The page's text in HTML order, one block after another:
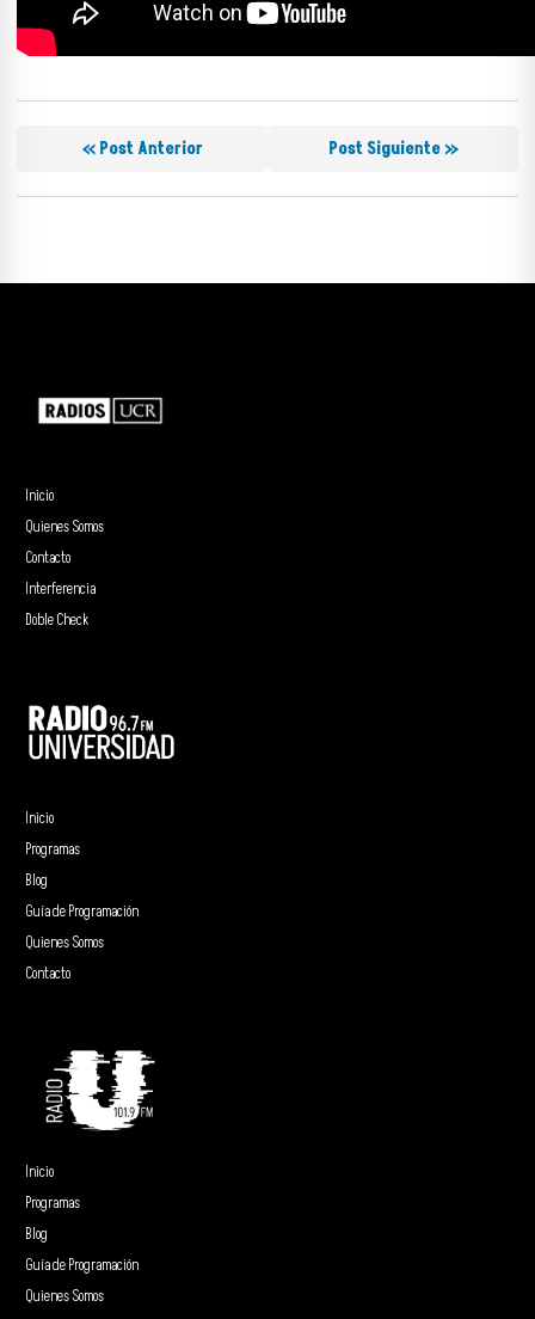
« Post Anterior Post Siguiente »
Inicio
Quienes Somos
Contacto
Interferencia
Doble Check
Inicio
Programas
Blog
Guía de Programación
Quienes Somos
Contacto
Inicio
Programas
Blog
Guía de Programación
Quienes Somos